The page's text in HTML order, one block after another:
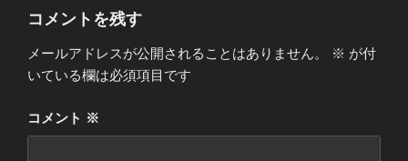
コメントを残す
メールアドレスが公開されることはありません。 ※ が付
いている欄は必須項目です
コメント ※